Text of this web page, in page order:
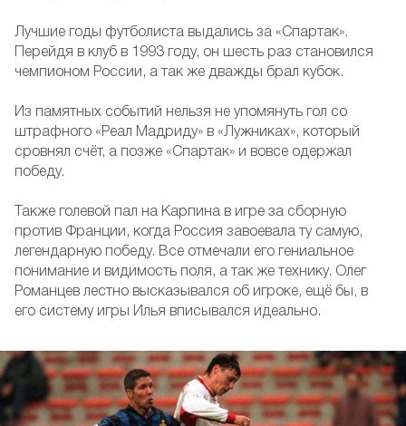
Лучшие годы футболиста выдались за «Спартак».
Перейдя в клуб в 1993 году, он шесть раз становился
чемпионом России, а так же дважды брал кубок.
Из памятных событий нельзя не упомянуть гол со
штрафного «Реал Мадриду» в «Лужниках», который
сровнял счёт, а позже «Спартак» и вовсе одержал
победу.
Также голевой пал на Карпина в игре за сборную
против Франции, когда Россия завоевала ту самую,
легендарную победу. Все отмечали его гениальное
понимание и видимость поля, а так же технику. Олег
Романцев лестно высказывался об игроке, ещё бы, в
его систему игры Илья вписывался идеально.